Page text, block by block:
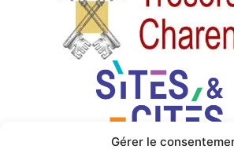
Gérer le